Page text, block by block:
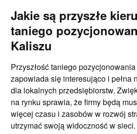
Jakie są przyszłe
taniego
Kaliszu
Przyszłość taniego
zapowiada się interesująco i pełna
dla lokalnych przedsiębiorstw.
na rynku sprawia, że firmy będą
więcej czasu i zasobów w rozwój
utrzymać swoją widoczność w